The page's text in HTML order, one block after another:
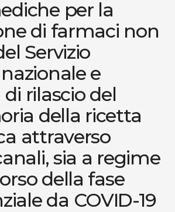
per la
di farmaci non
Servizio
e
rilascio del
della ricetta
attraverso
sia a regime
della fase
da COVID-19